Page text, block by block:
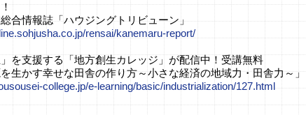
合情報誌「ハウジングトリビューン」
rensai/kanemaru-report/
」を支援する「地方創生カレッジ」が配信中！受講無料
生かす幸せな田舎の作り方～小さな経済の地域力・田舎力～」
college.jp/e-learning/basic/industrialization/127.html